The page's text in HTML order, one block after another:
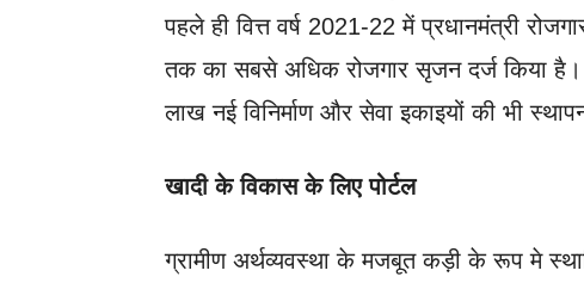
पहले ही वित्त वर्ष 2021-22 में प्रधानमंत्री
तक का सबसे अधिक रोजगार सृजन दर्ज किया
लाख नई विनिर्माण और सेवा इकाइयों की भी
खादी के विकास के लिए पोर्टल
ग्रामीण अर्थव्यवस्था के मजबूत कड़ी के रूप मे